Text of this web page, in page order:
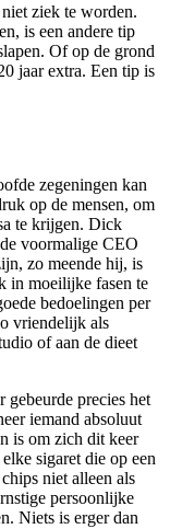
ziek te worden.
is een andere tip
Of op de grond
jaar extra. Een tip is
zegeningen kan
op de mensen, om
te krijgen. Dick
voormalige CEO
zo meende hij, is
in moeilijke fasen te
bedoelingen per
vriendelijk als
of aan de dieet
precies het
iemand absoluut
is om zich dit keer
sigaret die op een
niet alleen als
persoonlijke
Niets is erger dan